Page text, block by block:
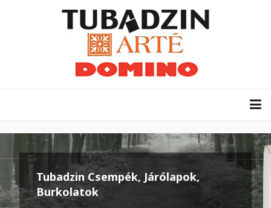
Tubadzin Csempék, Járólapok,
Burkolatok